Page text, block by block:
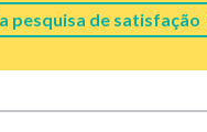
pesquisa de satisfação